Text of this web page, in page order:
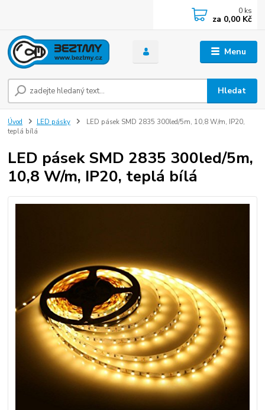
Menu
Hledat
0 ks
za 0,00 Kč
Úvod LED pásky
LED pásek SMD 2835 300led/5m, 10,8 W/m, IP20,
teplá bílá
LED pásek SMD 2835 300led/5m,
10,8 W/m, IP20, teplá bílá